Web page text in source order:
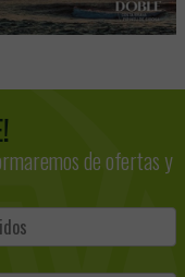
de ofertas y